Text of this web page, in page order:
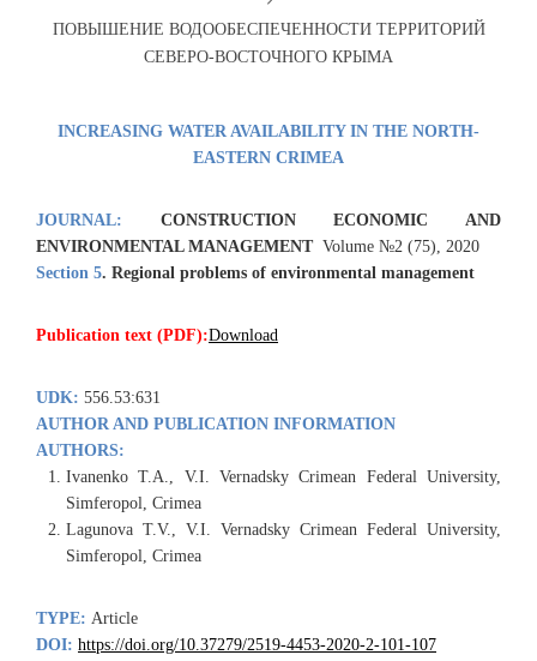
ПОВЫШЕНИЕ ВОДООБЕСПЕЧЕННОСТИ ТЕРРИТОРИЙ
СЕВЕРО-ВОСТОЧНОГО КРЫМА
INCREASING WATER AVAILABILITY IN THE NORTH-
EASTERN CRIMEA
JOURNAL: CONSTRUCTION ECONOMIC AND
ENVIRONMENTAL MANAGEMENT Volume №2 (75), 2020
Section 5. Regional problems of environmental management
Publication text (PDF):Download
UDK: 556.53:631
AUTHOR AND PUBLICATION INFORMATION
AUTHORS:
Ivanenko T.A., V.I. Vernadsky Crimean Federal University,
Simferopol, Crimea
Lagunova T.V., V.I. Vernadsky Crimean Federal University,
Simferopol, Crimea
TYPE: Article
DOI: https://doi.org/10.37279/2519-4453-2020-2-101-107